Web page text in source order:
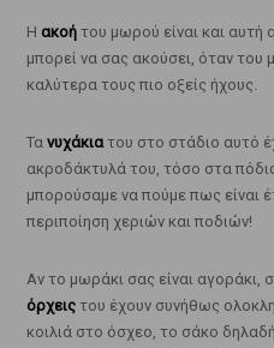
Η ακοήτου μωρού είναι και αυτή
μπορεί να σας ακούσει, όταν του
καλύτερα τους πιο οξείς ήχους.
Τα νυχάκιατου στο στάδιο αυτό
ακροδάκτυλά του, τόσο στα
μπορούσαμε να πούμε πως είναι
περιποίηση χεριών και ποδιών!
Αν το μωράκι σας είναι αγοράκι,
όρχειςτου έχουν συνήθως
κοιλιά στο όσχεο, το σάκο